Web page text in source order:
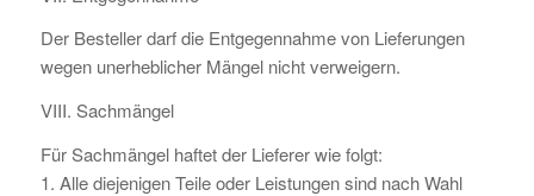
Der Besteller darf die Entgegennahme von Lieferungen
wegen unerheblicher Mängel nicht verweigern.
VIII. Sachmängel
Für Sachmängel haftet der Lieferer wie folgt:
1. Alle diejenigen Teile oder Leistungen sind nach Wahl